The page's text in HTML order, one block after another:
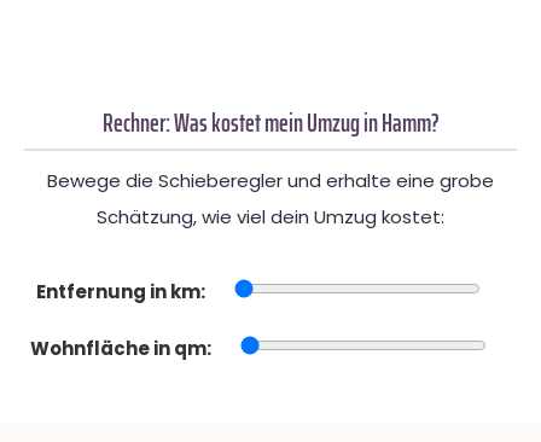
Rechner: Was kostet mein Umzug in Hamm?
Bewege die Schieberegler und erhalte eine grobe
Schätzung, wie viel dein Umzug kostet:
Entfernung in km:
Wohnfläche in qm: